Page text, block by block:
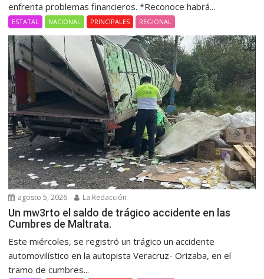
enfrenta problemas financieros. *Reconoce habrá...
ESTATAL NACIONAL PRINCIPALES REGIONAL
agosto 5, 2026 La Redacción
Un mw3rto el saldo de trágico accidente en las
Cumbres de Maltrata.
Este miércoles, se registró un trágico un accidente
automovilístico en la autopista Veracruz- Orizaba, en el
tramo de cumbres...